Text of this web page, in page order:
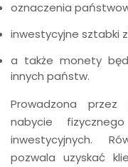
oznaczenia
inwestycyjne sztabki
a także monety
innych państw.
Prowadzona przez
nabycie
inwestycyjnych.
pozwala uzyskać